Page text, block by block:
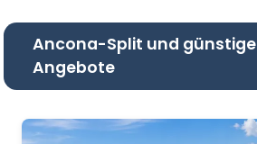
Ancona-Split und günstige
Angebote